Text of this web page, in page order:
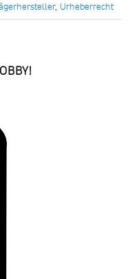
, Urheberrecht